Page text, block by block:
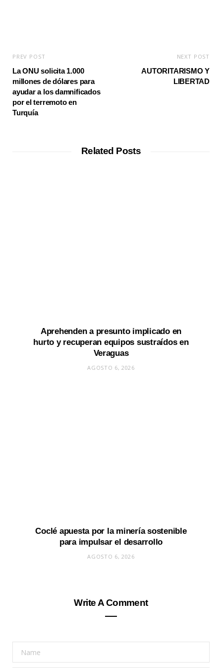
PREV POST
La ONU solicita 1.000
millones de dólares para
ayudar a los damnificados
por el terremoto en
Turquía
NEXT POST
AUTORITARISMO Y
LIBERTAD
Related Posts
Aprehenden a presunto implicado en
hurto y recuperan equipos sustraídos en
Veraguas
AGOSTO 6, 2026
Coclé apuesta por la minería sostenible
para impulsar el desarrollo
AGOSTO 6, 2026
Write A Comment